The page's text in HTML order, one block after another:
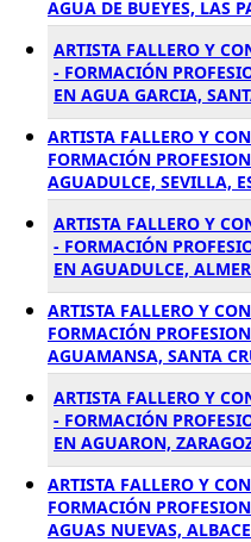
AGUA DE BUEYES, LAS
ARTISTA FALLERO Y
- FORMACIÓN
EN AGUA GARCIA,
ARTISTA FALLERO Y
FORMACIÓN
AGUADULCE, SEVILLA,
ARTISTA FALLERO Y
- FORMACIÓN
EN AGUADULCE,
ARTISTA FALLERO Y
FORMACIÓN
AGUAMANSA, SANTA
ARTISTA FALLERO Y
- FORMACIÓN
EN AGUARON,
ARTISTA FALLERO Y
FORMACIÓN
AGUAS NUEVAS,